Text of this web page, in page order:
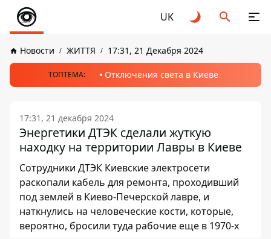
UK
Новости ЖИТТЯ 17:31, 21 Декабря 2024
ТОПТЕМА: Отключения света в Киеве
17:31, 21 декабря 2024
Энергетики ДТЭК сделали жуткую
находку на территории Лавры в Киеве
Сотрудники ДТЭК Киевские электросети
раскопали кабель для ремонта, проходивший
под землей в Киево-Печерской лавре, и
наткнулись на человеческие кости, которые,
вероятно, бросили туда рабочие еще в 1970-х